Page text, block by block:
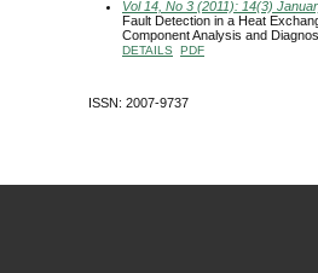
Vol 14, No 3 (2011): 14(3)
Fault Detection in a Heat
Component Analysis and
DETAILS PDF
ISSN: 2007-9737